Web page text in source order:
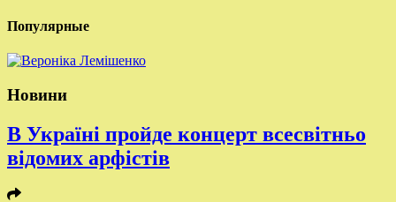
Популярные
Новини
В Україні пройде концерт всесвітньо
відомих арфістів